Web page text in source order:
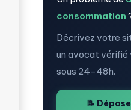
consommation
Décrivez votre
un avocat
sous 24-48h.
📝